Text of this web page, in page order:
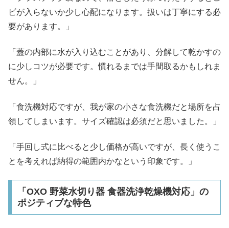
ビが入らないか少し心配になります。扱いは丁寧にする必
要があります。」
「蓋の内部に水が入り込むことがあり、分解して乾かすの
に少しコツが必要です。慣れるまでは手間取るかもしれま
せん。」
「食洗機対応ですが、我が家の小さな食洗機だと場所を占
領してしまいます。サイズ確認は必須だと思いました。」
「手回し式に比べると少し価格が高いですが、長く使うこ
とを考えれば納得の範囲内かなという印象です。」
「OXO 野菜水切り器 食器洗浄乾燥機対応」の
ポジティブな特色